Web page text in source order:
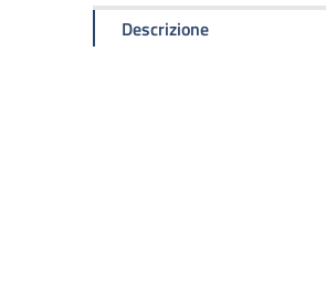
Descrizionedella pagina